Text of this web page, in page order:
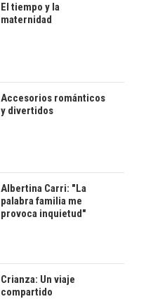
El tiempo y la
maternidad
Accesorios románticos
y divertidos
Albertina Carri: "La
palabra familia me
provoca inquietud"
Crianza: Un viaje
compartido